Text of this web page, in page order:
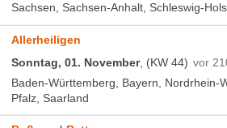
Sachsen, Sachsen-Anhalt, Schleswig-
Allerheiligen
Sonntag, 01. November, (KW 44) vor
Baden-Württemberg, Bayern, Nordrhein-
Pfalz, Saarland